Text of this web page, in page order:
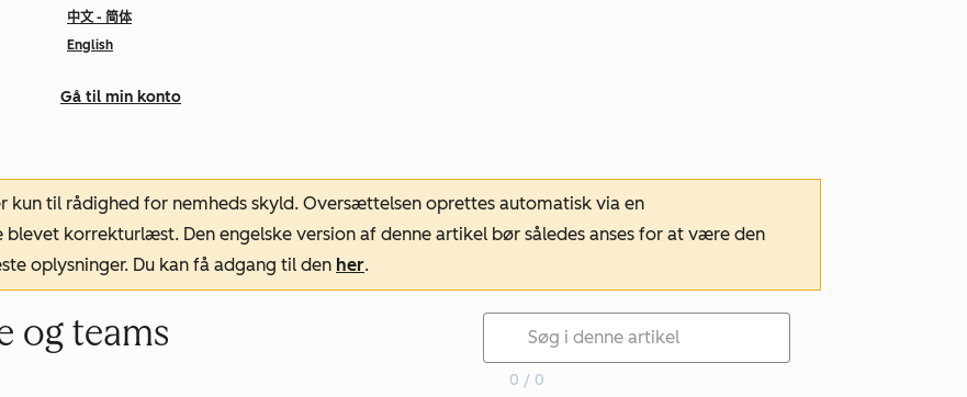
中文 - 简体
English
Gå til min konto
kun til rådighed for nemheds skyld. Oversættelsen oprettes automatisk via en
korrekturlæst. Den engelske version af denne artikel bør således anses for at være den
oplysninger. Du kan få adgang til den her.
og teams
0 / 0